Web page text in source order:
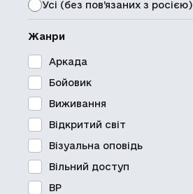
Усі (без пов’язаних з росією)
Жанри
Аркада
Бойовик
Виживання
Відкритий світ
Візуальна оповідь
Вільний доступ
ВР